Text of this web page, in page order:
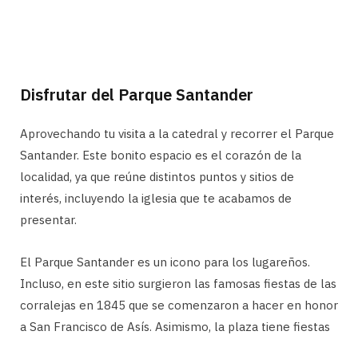
Disfrutar del Parque Santander
Aprovechando tu visita a la catedral y recorrer el Parque
Santander. Este bonito espacio es el corazón de la
localidad, ya que reúne distintos puntos y sitios de
interés, incluyendo la iglesia que te acabamos de
presentar.
El Parque Santander es un icono para los lugareños.
Incluso, en este sitio surgieron las famosas fiestas de las
corralejas en 1845 que se comenzaron a hacer en honor
a San Francisco de Asís. Asimismo, la plaza tiene fiestas